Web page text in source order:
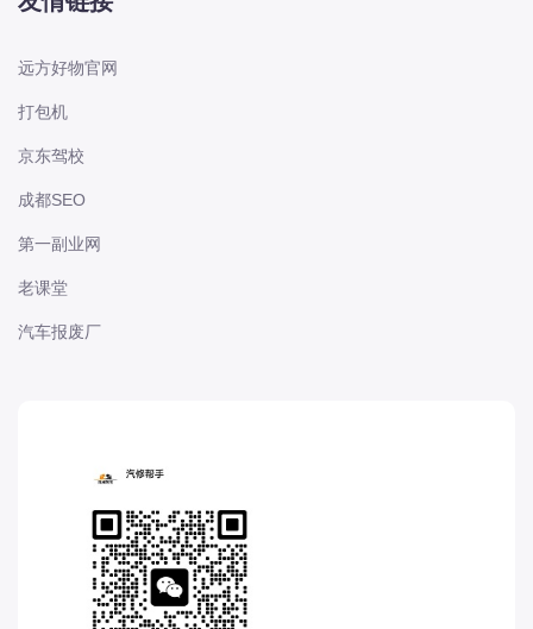
东风小康
东风景逸
东风菱智
东风轻型新能源
东风风光
大众-进口大众
大力牛魔王
大通
远方好物官网
打包机
京东驾校
成都SEO
第一副业网
老课堂
汽车报废厂